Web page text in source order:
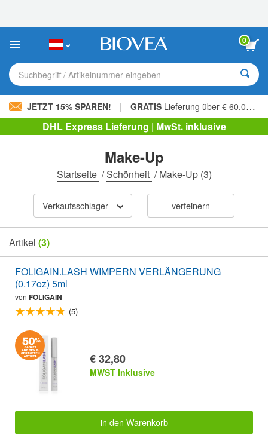
Sie:
Website
ein
Barrierefreiheitssystem.
0
Suchbegriff / Artikelnummer eingeben
JETZT 15% SPAREN! | GRATIS Lieferung über € 60,00 »
DHL Express Lieferung | MwSt. inklusive
Make-Up
Startseite /Schönheit /Make-Up(3)
Verkaufsschlager verfeinern
Artikel (3)
FOLIGAIN.LASH WIMPERN VERLÄNGERUNG
(0.17oz) 5ml
von FOLIGAIN
(5)
€ 32,80
MWST Inklusive
in den Warenkorb